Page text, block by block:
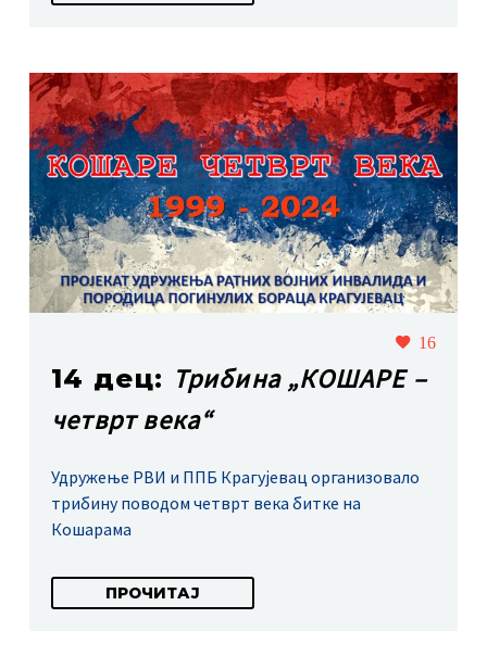
16
14 дец: Трибина „КОШАРЕ –
четврт века“
Удружење РВИ и ППБ Крагујевац организовало
трибину поводом четврт века битке на
Кошарама
ПРОЧИТАЈ